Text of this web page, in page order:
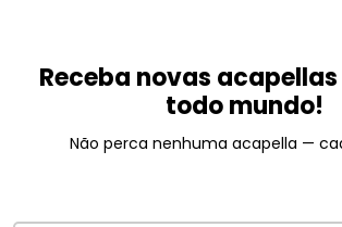
Receba novas
todo mundo!
Não perca nenhuma acapella —